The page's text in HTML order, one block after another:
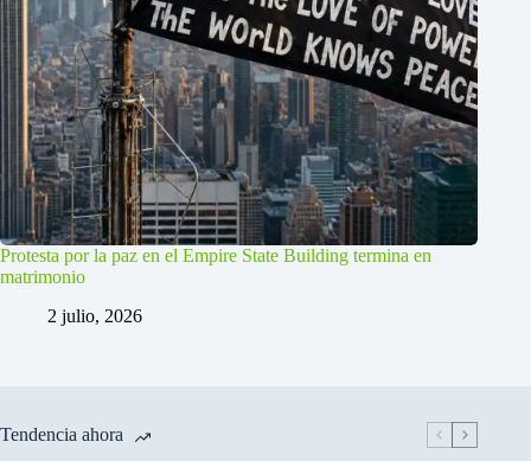
Protesta por la paz en el Empire State Building termina en
matrimonio
2 julio, 2026
Tendencia ahora